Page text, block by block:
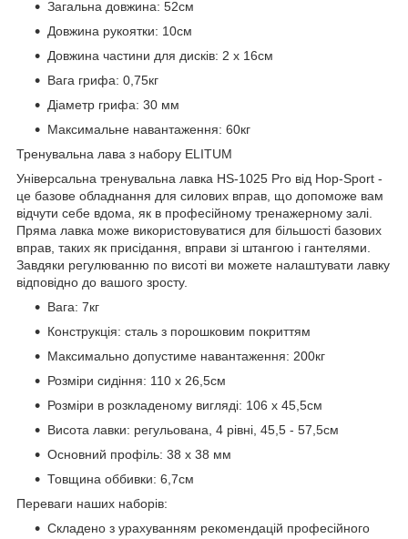
Загальна довжина: 52см
Довжина рукоятки: 10см
Довжина частини для дисків: 2 х 16см
Вага грифа: 0,75кг
Діаметр грифа: 30 мм
Максимальне навантаження: 60кг
Тренувальна лава з набору ELITUM
Універсальна тренувальна лавка HS-1025 Pro від Hop-Sport -
це базове обладнання для силових вправ, що допоможе вам
відчути себе вдома, як в професійному тренажерному залі.
Пряма лавка може використовуватися для більшості базових
вправ, таких як присідання, вправи зі штангою і гантелями.
Завдяки регулюванню по висоті ви можете налаштувати лавку
відповідно до вашого зросту.
Вага: 7кг
Конструкція: сталь з порошковим покриттям
Максимально допустиме навантаження: 200кг
Розміри сидіння: 110 x 26,5см
Розміри в розкладеному вигляді: 106 х 45,5см
Висота лавки: регульована, 4 рівні, 45,5 - 57,5см
Основний профіль: 38 x 38 мм
Товщина оббивки: 6,7см
Переваги наших наборів:
Складено з урахуванням рекомендацій професійного